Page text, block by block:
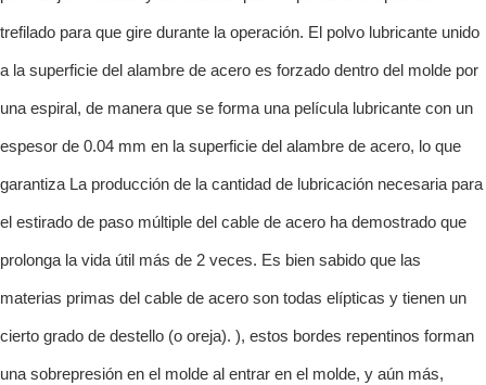
trefilado para que gire durante la operación. El polvo lubricante unido
a la superficie del alambre de acero es forzado dentro del molde por
una espiral, de manera que se forma una película lubricante con un
espesor de 0.04 mm en la superficie del alambre de acero, lo que
garantiza La producción de la cantidad de lubricación necesaria para
el estirado de paso múltiple del cable de acero ha demostrado que
prolonga la vida útil más de 2 veces. Es bien sabido que las
materias primas del cable de acero son todas elípticas y tienen un
cierto grado de destello (o oreja). ), estos bordes repentinos forman
una sobrepresión en el molde al entrar en el molde, y aún más,